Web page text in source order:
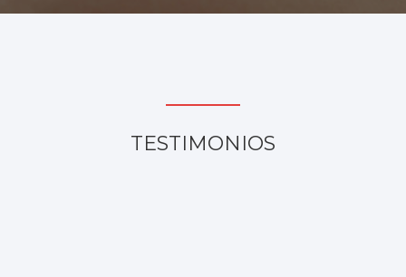
TESTIMONIOS